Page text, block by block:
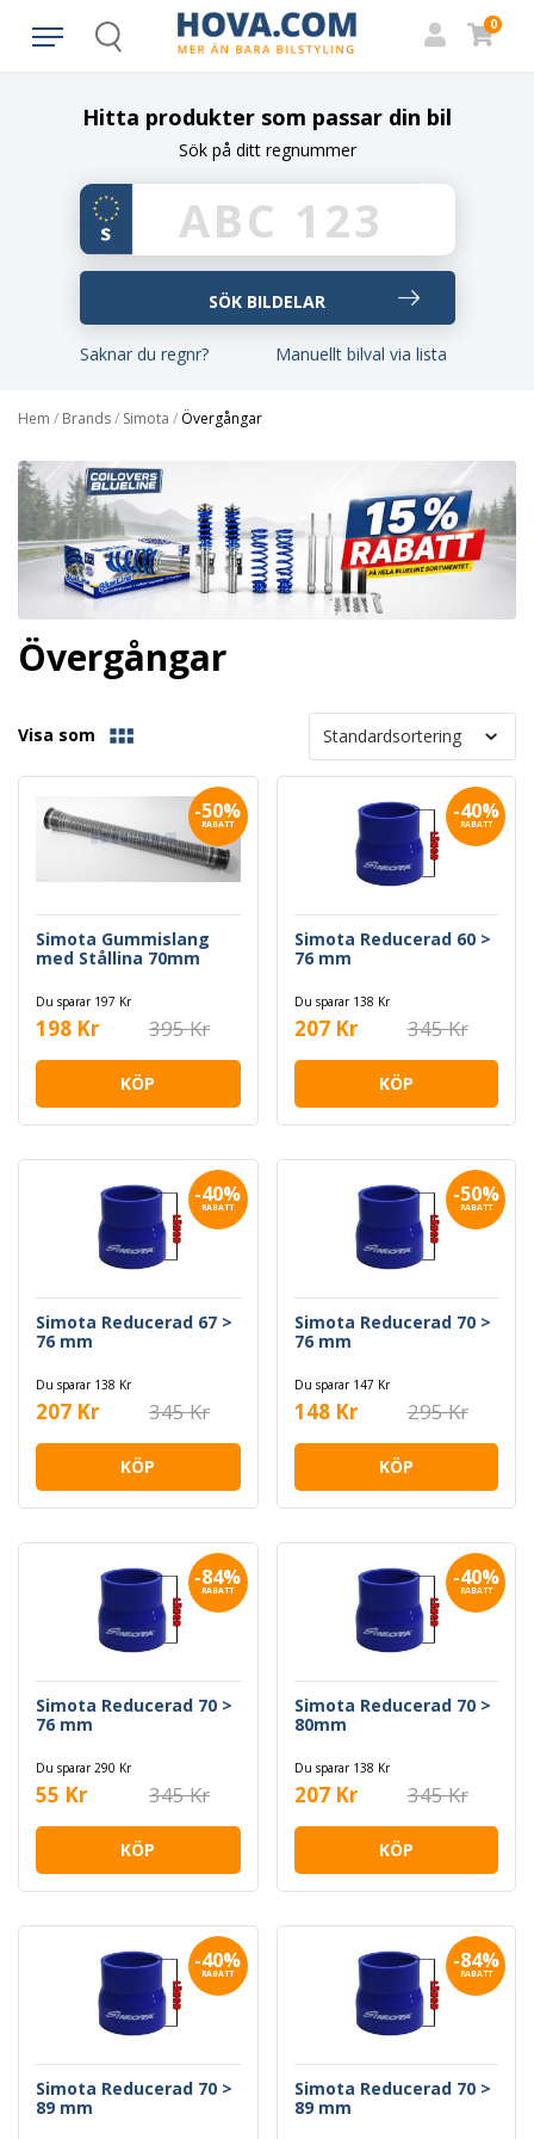
Search
0
Hitta produkter som passar din bil
Sök på ditt regnummer
Saknar du regnr? Manuellt bilval via lista
Hem / Brands/ Simota / Övergångar
Övergångar
Visa som
-50%
RABATT
Simota Gummislang
med Stållina 70mm
Du sparar 197 Kr
198 Kr 395 Kr
KÖP
-40%
RABATT
Simota Reducerad 60 >
76 mm
Du sparar 138 Kr
207 Kr 345 Kr
KÖP
-40%
RABATT
Simota Reducerad 67 >
76 mm
Du sparar 138 Kr
207 Kr 345 Kr
KÖP
-50%
RABATT
Simota Reducerad 70 >
76 mm
Du sparar 147 Kr
148 Kr 295 Kr
KÖP
-84%
RABATT
Simota Reducerad 70 >
76 mm
Du sparar 290 Kr
55 Kr 345 Kr
KÖP
-40%
RABATT
Simota Reducerad 70 >
80mm
Du sparar 138 Kr
207 Kr 345 Kr
KÖP
-40%
RABATT
Simota Reducerad 70 >
89 mm
-84%
RABATT
Simota Reducerad 70 >
89 mm